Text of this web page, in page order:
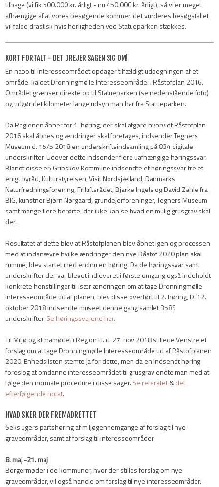
tilbage (vi fik 500.000 kr. årligt - nu 450.000 kr. årligt), så vi er meget
afhængige af at vores besøgende kommer. det vurderes besøgstallet
vil falde drastisk hvis herligheden ved Statueparken stækkes.
​KORT FORTALT - DET DREJER SAGEN SIG OM!
En nabo til interesseområdet opdager tilfældigt udpegningen af et
område, kaldet Dronningmølle Interesseområde, i Råstofplan 2016.
Området grænser direkte op til Statueparken (se nedenstående foto)
og udgør det kilometer lange udsyn man har fra Statueparken.
Da Regionen åbner for 1. høring, der skal afgøre hvorvidt Råstofplan
2016 skal åbnes og ændringer skal foretages, indsender Tegners
Museum d. 15/5 2018 en underskriftsindsamling på 834 digitale
underskrifter. Udover dette indsender flere uafhængige høringssvar.
Blandt disse er: Gribskov Kommune indsendte et høringssvar fre et
enigt byråd, Kulturstyrelsen, Visit Nordsjælland, Danmarks
Naturfredningsforening, Friluftsrådet, Bjarke Ingels og David Zahle fra
BIG, kunstner Bjørn Nørgaard, grundejerforeninger, Tegners Museum
samt mange flere berørte, der ikke kan se hvad en mulig grusgrav skal
der.
Resultatet af dette blev at Råstofplanen blev åbnet igen og processen
med at indsnævre hvilke ændringer den nye Råstof 2020 plan skal
rumme, blev startet med endnu en høring. Da de høringssvar samt
underskrifter der var blevet indleveret i første omgang også indeholdt
konkrete henstillinger til især ændringen om at tage Dronningmølle
Interesseområde ud af planen, blev disse overført til 2. høring, D. 12.
oktober 2018 indsendte museet denne gang samlet 3589
underskrifter. Se høringssvarene her.
Til Miljø og klimamødet i Region H. d. 27. nov 2018 stillede Venstre et
forslag om at tage Dronningmølle Interesseområde ud af Råstofplanen
2020. Enhedslisten stemte ja for dette, men da en indsendt høring
foreslog at omdanne interesseområdet til grusgrav endte man med at
følge den normale procedure i disse sager. Se referatet&det
efterfølgende notat.
HVAD SKER DER FREMADRETTET
​Seks ugers partshøring af miljøgennemgange af forslag til nye
graveområder, samt af forslag til interesseområder
8. maj -21. maj
Borgermøder i de kommuner, hvor der stilles forslag om nye
graveområder, vil også handle om forslag til nye interesseområder.